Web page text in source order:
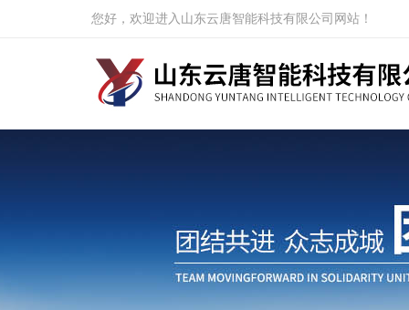
您好，欢迎进入山东云唐智能科技有限公司网站！